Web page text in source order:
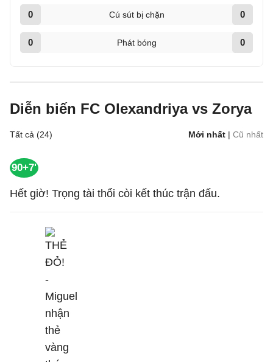
0 Cú sút bị chặn 0
0 Phát bóng 0
Diễn biến FC Olexandriya vs Zorya
Tất cả (24) Mới nhất | Cũ nhất
90+7'
Hết giờ! Trọng tài thổi còi kết thúc trận đấu.